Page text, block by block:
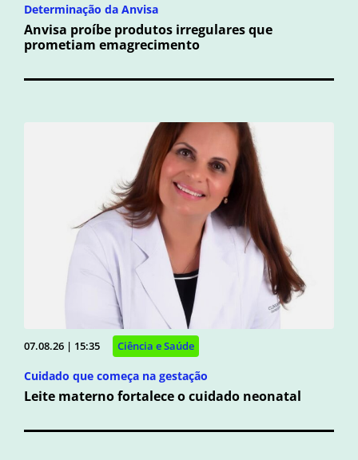
Determinação da Anvisa
Anvisa proíbe produtos irregulares que
prometiam emagrecimento
07.08.26 | 15:35 Ciência e Saúde
Cuidado que começa na gestação
Leite materno fortalece o cuidado neonatal